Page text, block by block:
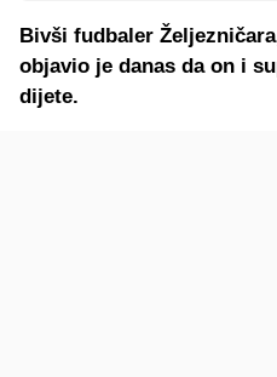
Bivši fudbaler
objavio je danas da on i
dijete.